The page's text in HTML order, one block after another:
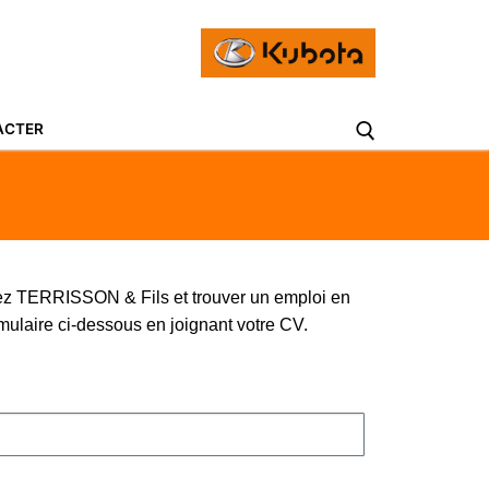
TERRISSON & Fils et trouver un emploi en
ci-dessous en joignant votre CV.